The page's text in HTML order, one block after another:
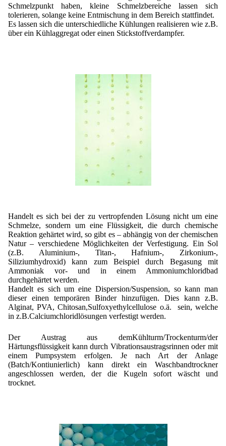
Schmelzpunkt haben, kleine Schmelzbereiche lassen sich
tolerieren, solange keine Entmischung in dem Bereich stattfindet.
Es lassen sich die unterschiedliche Kühlungen realisieren wie z.B.
über ein Kühlaggregat oder einen Stickstoffverdampfer.
Handelt es sich bei der zu vertropfenden Lösung nicht um eine
Schmelze, sondern um eine Flüssigkeit, die durch chemische
Reaktion gehärtet wird, so gibt es – abhängig von der chemischen
Natur – verschiedene Möglichkeiten der Verfestigung. Ein Sol
(z.B. Aluminium-, Titan-, Hafnium-, Zirkonium-,
Siliziumhydroxid) kann zum Beispiel durch Begasung mit
Ammoniak vor- und in einem Ammoniumchloridbad
durchgehärtet werden.
Handelt es sich um eine Dispersion/Suspension, so kann man
dieser einen temporären Binder hinzufügen. Dies kann z.B.
Alginat, PVA, Chitosan,Sulfoxyethylcellulose o.ä. sein, welche
in z.B.Calciumchloridlösungen verfestigt werden.
Der Austrag aus demKühlturm/Trockenturm/der
Härtungsflüssigkeit kann durch Vibrationsaustragsrinnen oder mit
einem Pumpsystem erfolgen. Je nach Art der Anlage
(Batch/Kontiunierlich) kann direkt ein Waschbandtrockner
angeschlossen werden, der die Kugeln sofort wäscht und
trocknet.